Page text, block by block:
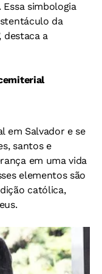
simbologia
da
destaca a
em Salvador e se
santos e
em uma vida
elementos são
católica,